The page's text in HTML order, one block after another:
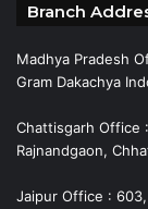
Branch
Madhya Pradesh
Gram Dakachya
Chattisgarh Office
Rajnandgaon,
Jaipur Office :